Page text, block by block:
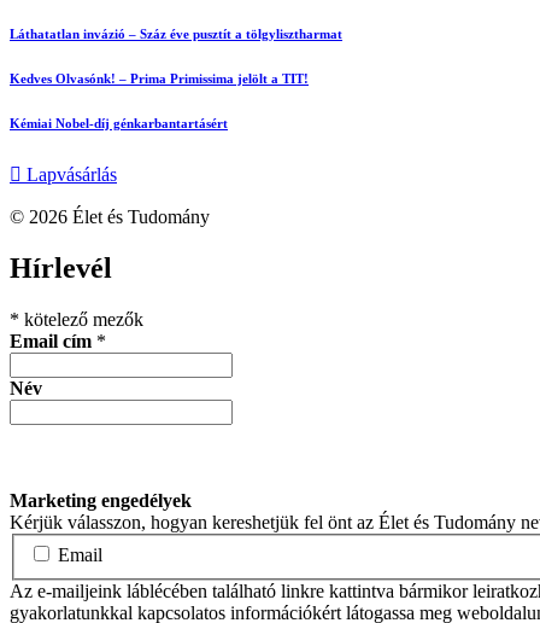
Láthatatlan invázió – Száz éve pusztít a tölgylisztharmat
Kedves Olvasónk! – Prima Primissima jelölt a TIT!
Kémiai Nobel-díj génkarbantartásért
Lapvásárlás
© 2026 Élet és Tudomány
facebook-
1
youtube-
1
email
Hírlevél
* kötelező mezők
Email cím *
Név
Marketing engedélyek
Kérjük válasszon, hogyan kereshetjük fel önt az Élet és Tudomány
Email
Az e-mailjeink láblécében található linkre kattintva bármikor
gyakorlatunkkal kapcsolatos információkért látogassa meg